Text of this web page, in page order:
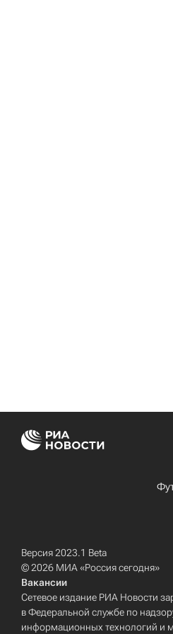
Версия 2023.1 Beta
© 2026 МИА «Россия сегодня»
Вакансии
Сетевое издание РИА Новости
в Федеральной службе по
информационных технологий и